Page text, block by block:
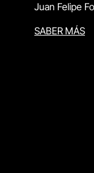
Juan Felipe
SABER MÁS